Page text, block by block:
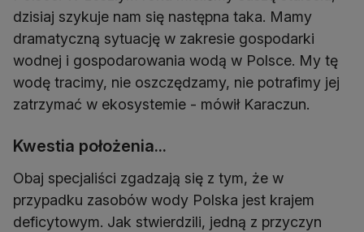
dzisiaj szykuje nam się następna taka. Mamy
dramatyczną sytuację w zakresie gospodarki
wodnej i gospodarowania wodą w Polsce. My tę
wodę tracimy, nie oszczędzamy, nie potrafimy jej
zatrzymać w ekosystemie - mówił Karaczun.
Kwestia położenia...
Obaj specjaliści zgadzają się z tym, że w
przypadku zasobów wody Polska jest krajem
deficytowym. Jak stwierdzili, jedną z przyczyn